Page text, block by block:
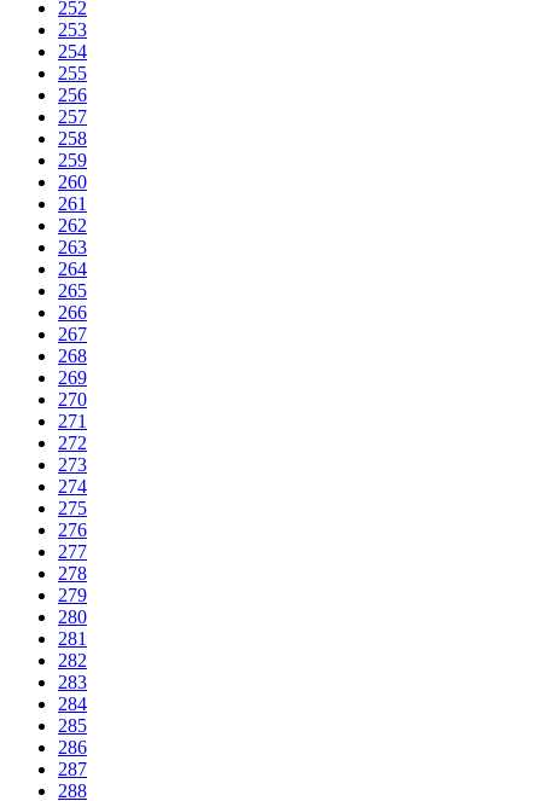
252
253
254
255
256
257
258
259
260
261
262
263
264
265
266
267
268
269
270
271
272
273
274
275
276
277
278
279
280
281
282
283
284
285
286
287
288